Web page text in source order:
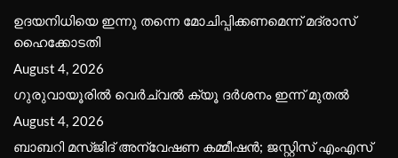
ഉദയനിധിയെ ഇന്നു തന്നെ മോചിപ്പിക്കണമെന്ന് മദ്രാസ്
ഹൈക്കോടതി
August 4, 2026
ഗുരുവായൂരില്‍ വെര്‍ച്വല്‍ ക്യൂ ദര്‍ശനം ഇന്ന് മുതല്‍
August 4, 2026
ബാബറി മസ്ജിദ് അന്വേഷണ കമ്മീഷന്‍; ജസ്റ്റിസ് എംഎസ്